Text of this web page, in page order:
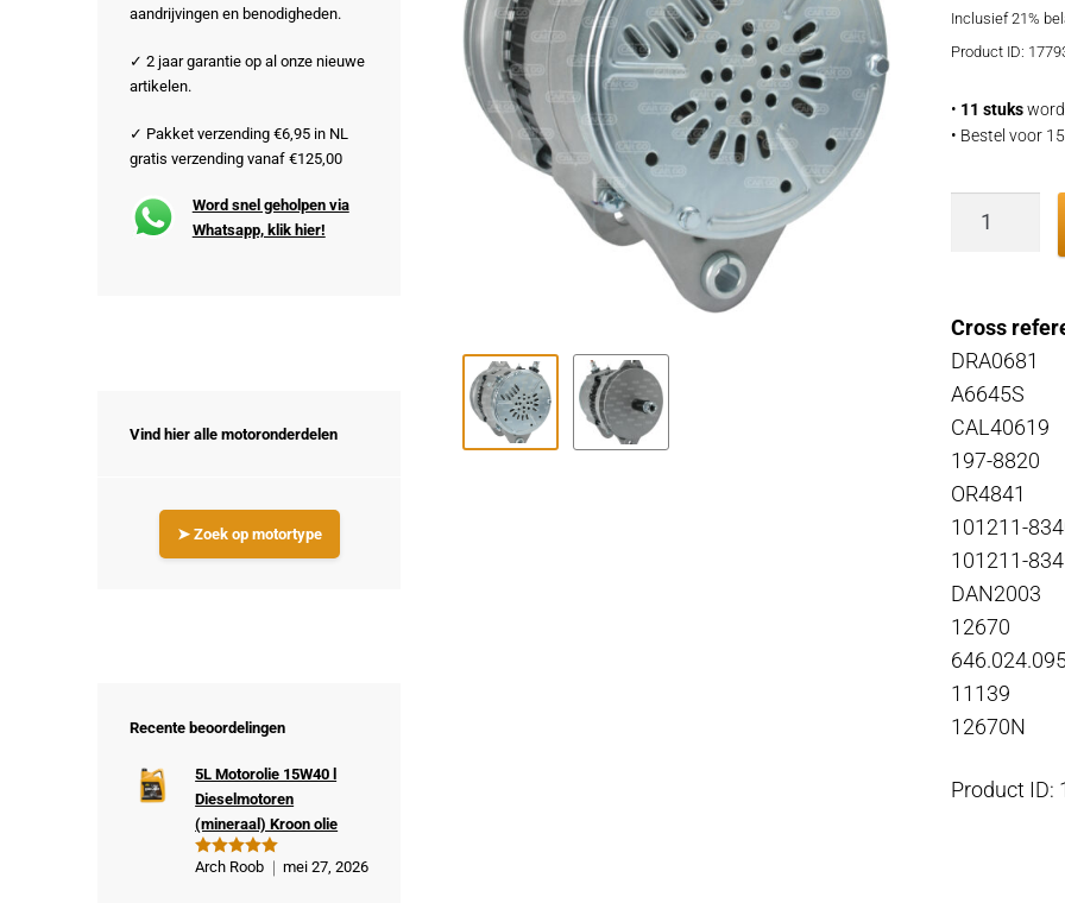
Inclusief 21%
Product ID:
• 11 stuks
• Bestel voor
Alternator
Cross
DRA0681
A6645S
CAL40619
197-8820
OR4841
101211-
101211-
DAN2003
12670
11139
12670N
Product ID:
aandrijvingen en benodigheden.
✓ 2 jaar garantie op al onze nieuwe
artikelen.
✓ Pakket verzending €6,95 in NL
gratis verzending vanaf €125,00
Word snel geholpen via
Whatsapp, klik hier!
Vind hier alle motoronderdelen
➤ Zoek op motortype
Recente beoordelingen
Gewaardeer
5L Motorolie 15W40 l
Dieselmotoren
(mineraal) Kroon olie
Arch Roob mei 27, 2026